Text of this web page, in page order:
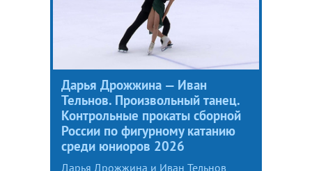
Дарья Дрожжина — Иван
Тельнов. Произвольный танец.
Контрольные прокаты сборной
России по фигурному катанию
среди юниоров 2026
Дарья Дрожжина и Иван Тельнов